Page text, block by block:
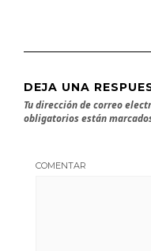
DEJA UNA
Tu dirección de correo
obligatorios están
COMENTAR